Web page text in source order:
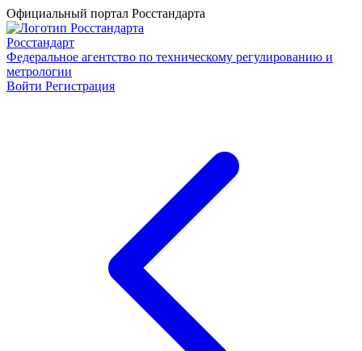
Официальный портал Росстандарта
Росстандарт
Федеральное агентство по техническому регулированию и
метрологии
Войти Регистрация